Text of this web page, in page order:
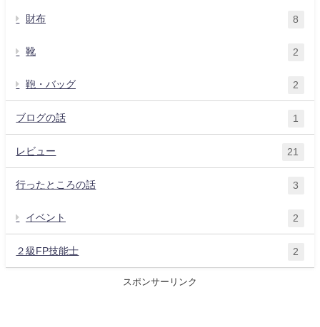
財布 8
靴 2
鞄・バッグ 2
ブログの話 1
レビュー 21
行ったところの話 3
イベント 2
２級FP技能士 2
スポンサーリンク